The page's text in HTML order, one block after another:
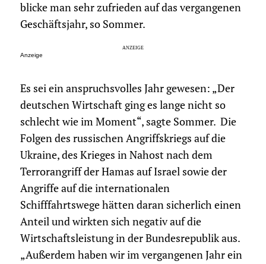
blicke man sehr zufrieden auf das vergangenen
Geschäftsjahr, so Sommer.
Anzeige
Es sei ein anspruchsvolles Jahr gewesen: „Der
deutschen Wirtschaft ging es lange nicht so
schlecht wie im Moment“, sagte Sommer. Die
Folgen des russischen Angriffskriegs auf die
Ukraine, des Krieges in Nahost nach dem
Terrorangriff der Hamas auf Israel sowie der
Angriffe auf die internationalen
Schifffahrtswege hätten daran sicherlich einen
Anteil und wirkten sich negativ auf die
Wirtschaftsleistung in der Bundesrepublik aus.
„Außerdem haben wir im vergangenen Jahr ein